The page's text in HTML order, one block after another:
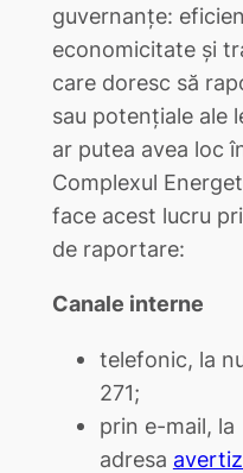
guvernanțe:
economicitate și
care doresc să
sau potențiale ale
ar putea avea loc
Complexul
face acest lucru
de raportare:
Canale interne
telefonic, la
271;
prin e-mail, la
adresa